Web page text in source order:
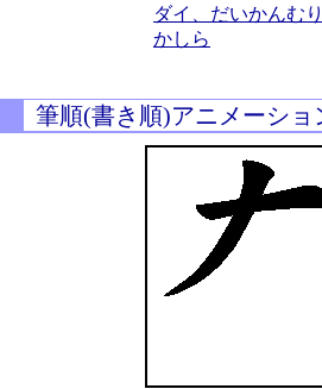
ダイ、だいかんむ
かしら
筆順(書き順)アニメーショ